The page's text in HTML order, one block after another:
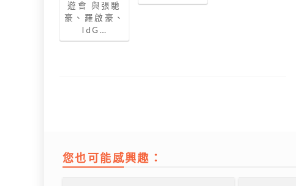
遊會 與張馳
豪、羅啟豪、
IdG…
您也可能感興趣：